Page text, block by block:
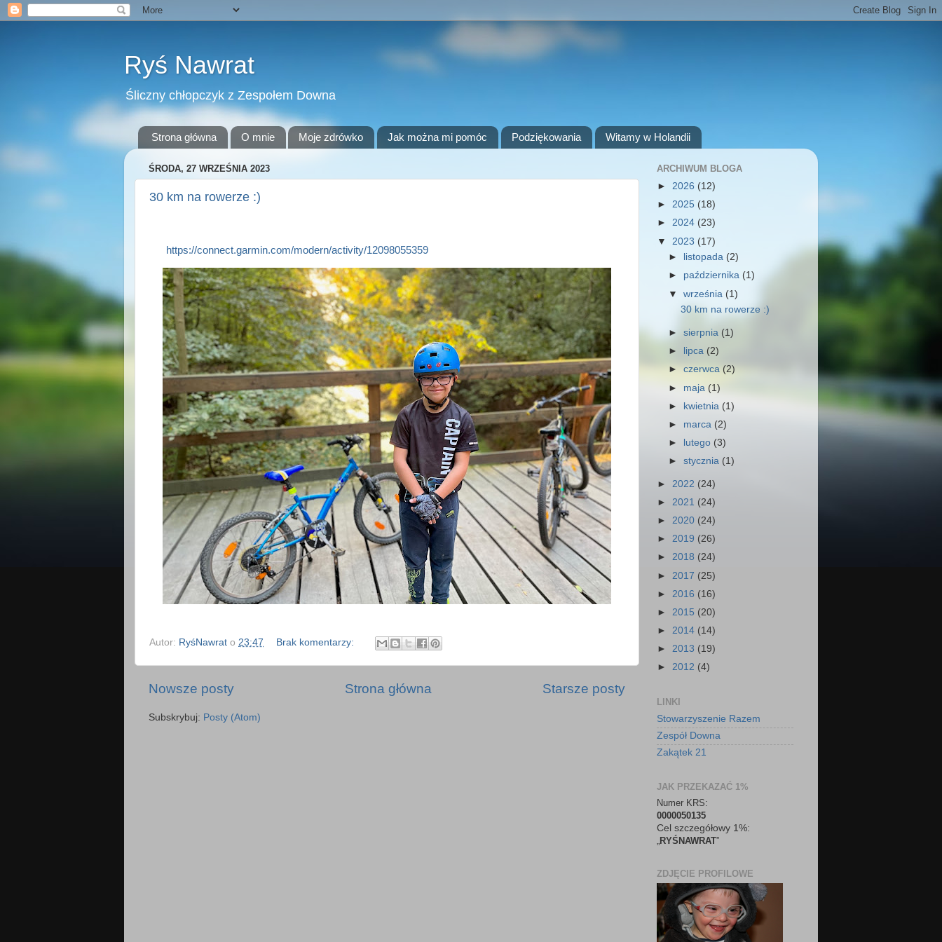
Ryś Nawrat
Śliczny chłopczyk z Zespołem Downa
Strona główna O mnie Moje zdrówko Jak można mi pomóc Podziękowania Witamy w Holandii
ŚRODA, 27 WRZEŚNIA 2023
30 km na rowerze :)
https://connect.garmin.com/modern/activity/12098055359
Autor: RyśNawrat o 23:47 Brak komentarzy:
Nowsze posty Starsze posty
Strona główna
Subskrybuj: Posty (Atom)
ARCHIWUM BLOGA
► 2026 (12)
► 2025 (18)
► 2024 (23)
▼ 2023 (17)
►
listopada (2)
► października (1)
▼września (1)
30 km na rowerze :)
►sierpnia (1)
►
lipca (2)
►czerwca (2)
► maja (1)
► kwietnia (1)
► marca (2)
►
lutego (3)
►stycznia (1)
► 2022 (24)
► 2021 (24)
► 2020 (24)
► 2019 (26)
► 2018 (24)
► 2017 (25)
► 2016 (16)
► 2015 (20)
► 2014 (14)
► 2013 (19)
► 2012 (4)
LINKI
Stowarzyszenie Razem
Zespół Downa
Zakątek 21
JAK PRZEKAZAĆ 1%
Numer KRS:
0000050135
Cel szczegółowy 1%:
RYŚNAWRAT”
ZDJĘCIE PROFILOWE